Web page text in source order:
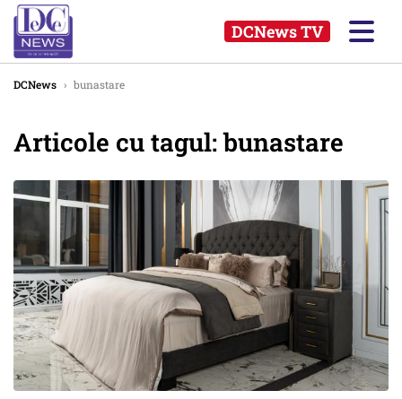
DCNews TV
DCNews › bunastare
Articole cu tagul: bunastare